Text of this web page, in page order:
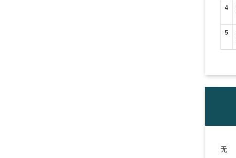
4
5
无